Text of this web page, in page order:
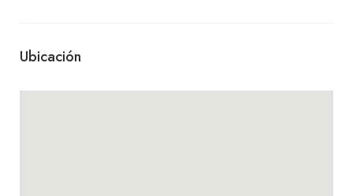
Ubicación